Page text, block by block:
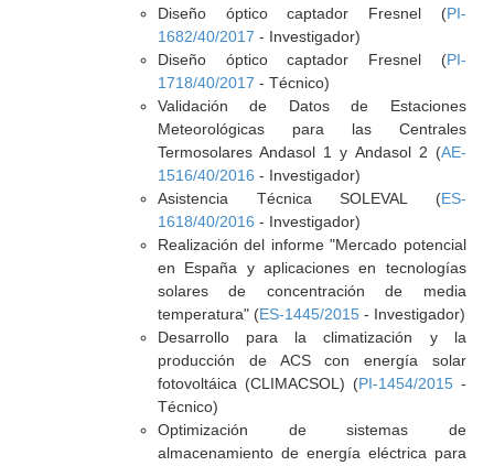
Diseño óptico captador Fresnel (PI-
1682/40/2017 - Investigador)
Diseño óptico captador Fresnel (PI-
1718/40/2017 - Técnico)
Validación de Datos de Estaciones
Meteorológicas para las Centrales
Termosolares Andasol 1 y Andasol 2 (AE-
1516/40/2016 - Investigador)
Asistencia Técnica SOLEVAL (ES-
1618/40/2016 - Investigador)
Realización del informe "Mercado potencial
en España y aplicaciones en tecnologías
solares de concentración de media
temperatura" (ES-1445/2015- Investigador)
Desarrollo para la climatización y la
producción de ACS con energía solar
fotovoltáica (CLIMACSOL) (PI-1454/2015-
Técnico)
Optimización de sistemas de
almacenamiento de energía eléctrica para